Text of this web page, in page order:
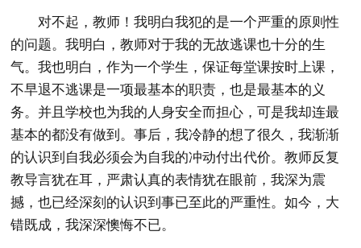
对不起，教师！我明白我犯的是一个严重的原则性
的问题。我明白，教师对于我的无故逃课也十分的生
气。我也明白，作为一个学生，保证每堂课按时上课，
不早退不逃课是一项最基本的职责，也是最基本的义
务。并且学校也为我的人身安全而担心，可是我却连最
基本的都没有做到。事后，我冷静的想了很久，我渐渐
的认识到自我必须会为自我的冲动付出代价。教师反复
教导言犹在耳，严肃认真的表情犹在眼前，我深为震
撼，也已经深刻的认识到事已至此的严重性。如今，大
错既成，我深深懊悔不已。